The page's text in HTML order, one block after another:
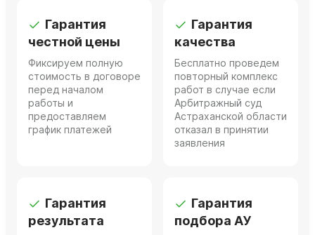
Гарантия
честной цены
Фиксируем полную
стоимость в договоре
перед началом
работы и
предоставляем
график платежей
Гарантия
качества
Бесплатно проведем
повторный комплекс
работ в случае если
Арбитражный суд
Астраханской области
отказал в принятии
заявления
Гарантия
результата
Гарантия
подбора АУ